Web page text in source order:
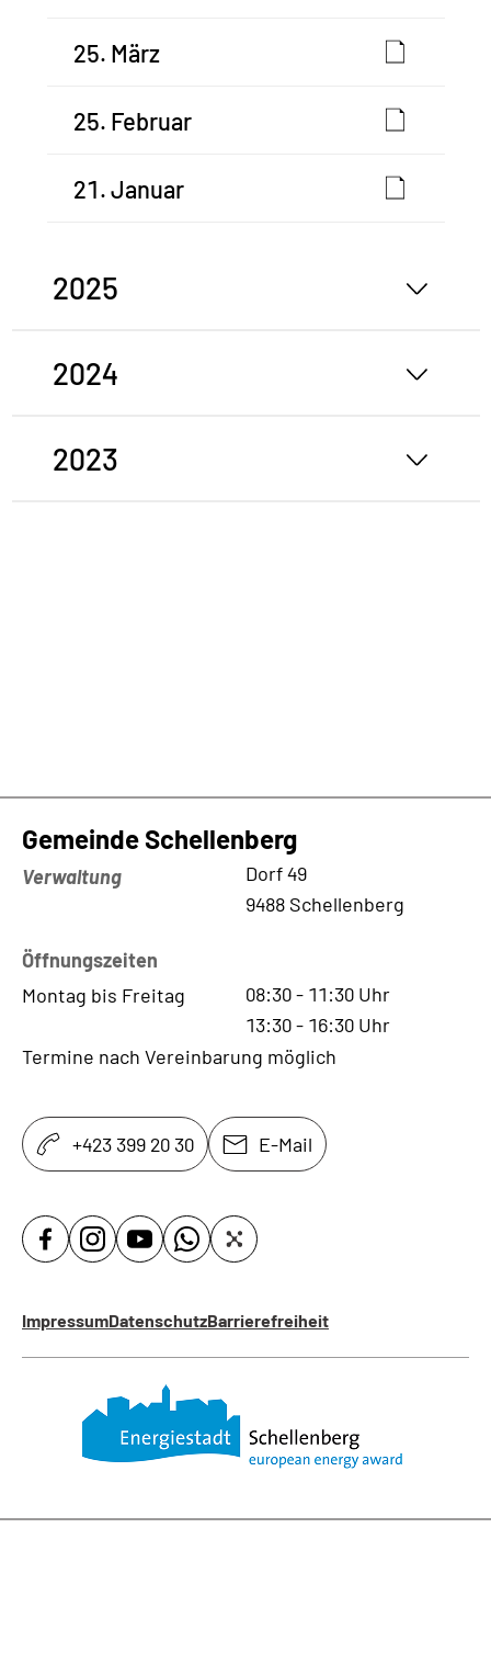
25. März
25. Februar
21. Januar
2025
2024
2023
Gemeinde Schellenberg
Verwaltung
Dorf 49
9488 Schellenberg
Öffnungszeiten
Montag bis Freitag
08:30- 11:30 Uhr
13:30- 16:30 Uhr
Termine nach Vereinbarung möglich
+423 399 20 30 E-Mail
ImpressumDatenschutzBarrierefreiheit